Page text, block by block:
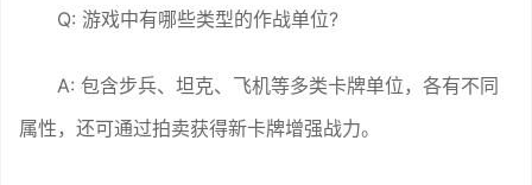
Q: 游戏中有哪些类型的作战单位?
A: 包含步兵、坦克、飞机等多类卡牌单位，各有不同
属性，还可通过拍卖获得新卡牌增强战力。